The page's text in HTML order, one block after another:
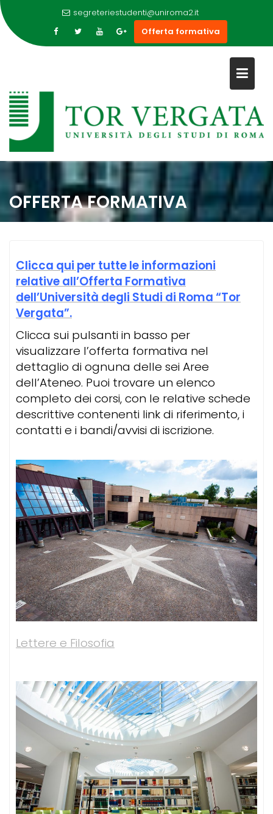
content
segreteriestudenti@uniroma2.it
Offerta formativa
OFFERTA FORMATIVA
Clicca qui per tutte le informazioni
relative all’Offerta Formativa
dell’Università degli Studi di Roma “Tor
Vergata”.
Clicca sui pulsanti in basso per
visualizzare l’offerta formativa nel
dettaglio di ognuna delle sei Aree
dell’Ateneo. Puoi trovare un elenco
completo dei corsi, con le relative schede
descrittive contenenti link di riferimento, i
contatti e i bandi/avvisi di iscrizione.
Lettere e Filosofia